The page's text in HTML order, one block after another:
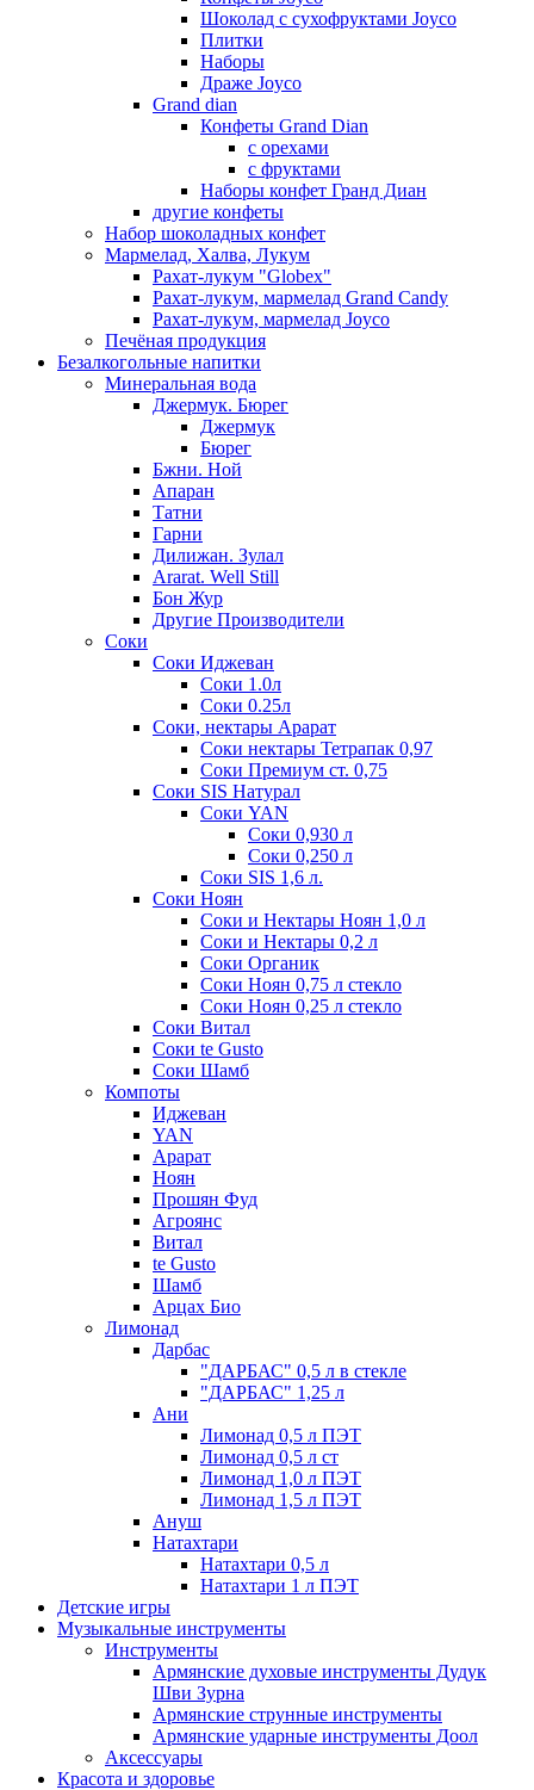
Шоколад с сухофруктами Joyco
Плитки
Наборы
Драже Joyco
Grand dian
Конфеты Grand Dian
с орехами
с фруктами
Наборы конфет Гранд Диан
другие конфеты
Набор шоколадных конфет
Мармелад, Халва, Лукум
Рахат-лукум "Globex"
Рахат-лукум, мармелад Grand Candy
Рахат-лукум, мармелад Joyco
Печёная продукция
Безалкогольные напитки
Минеральная вода
Джермук. Бюрег
Джермук
Бюрег
Бжни. Ной
Апаран
Татни
Гарни
Дилижан. Зулал
Ararat. Well Still
Бон Жур
Другие Производители
Соки
Соки Иджеван
Соки 1.0л
Соки 0.25л
Соки, нектары Арарат
Соки нектары Тетрапак 0,97
Соки Премиум ст. 0,75
Соки SIS Натурал
Соки YAN
Соки 0,930 л
Соки 0,250 л
Соки SIS 1,6 л.
Соки Ноян
Соки и Нектары Ноян 1,0 л
Соки и Нектары 0,2 л
Соки Органик
Соки Ноян 0,75 л стекло
Соки Ноян 0,25 л стекло
Соки Витал
Соки te Gusto
Соки Шамб
Компоты
Иджеван
YAN
Арарат
Ноян
Прошян Фуд
Агроянс
Витал
te Gusto
Шамб
Арцах Био
Лимонад
Дарбас
"ДАРБАС" 0,5 л в стекле
"ДАРБАС" 1,25 л
Ани
Лимонад 0,5 л ПЭТ
Лимонад 0,5 л ст
Лимонад 1,0 л ПЭТ
Лимонад 1,5 л ПЭТ
Ануш
Натахтари
Натахтари 0,5 л
Натахтари 1 л ПЭТ
Детские игры
Музыкальные инструменты
Инструменты
Армянские духовые инструменты Дудук
Шви Зурна
Армянские струнные инструменты
Армянские ударные инструменты Доол
Аксессуары
Красота и здоровье